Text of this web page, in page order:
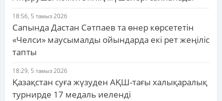
18:56, 5 тамыз 2026
Сапында Дастан Сәтпаев та өнер көрсететін
«Челси» маусымалды ойындарда екі рет жеңіліс
тапты
18:29, 5 тамыз 2026
Қазақстан суға жүзуден АҚШ-тағы халықаралық
турнирде 17 медаль иеленді